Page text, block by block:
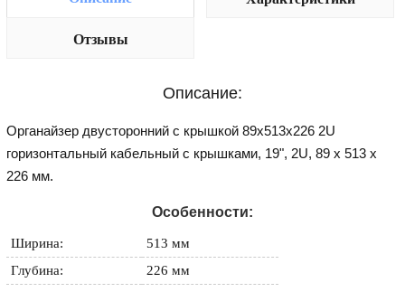
Отзывы
Описание:
Органайзер двусторонний с крышкой 89х513х226 2U
горизонтальный кабельный с крышками, 19", 2U, 89 x 513 x
226 мм.
Особенности:
Ширина:
513 мм
Глубина:
226 мм